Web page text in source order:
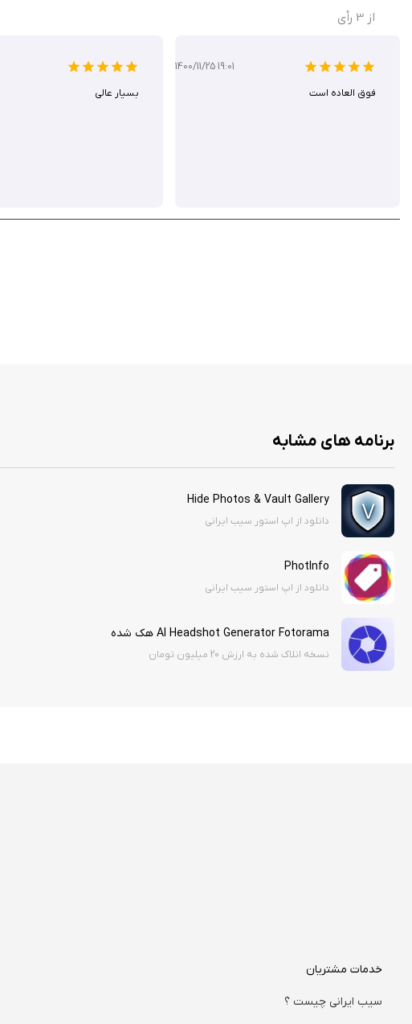
از3 رأی
1400/11/25 19:01
فوق العاده است بسیار عالی
برنامه های مشابه
Hide Photos & Vault Gallery
دانلود از اپ استور سیب ایرانی
PhotInfo
دانلود از اپ استور سیب ایرانی
AI Headshot Generator Fotorama هک شده
نسخه انلاک شده به ارزش 20 میلیون تومان
خدمات مشتریان
سیب ایرانی چیست ؟